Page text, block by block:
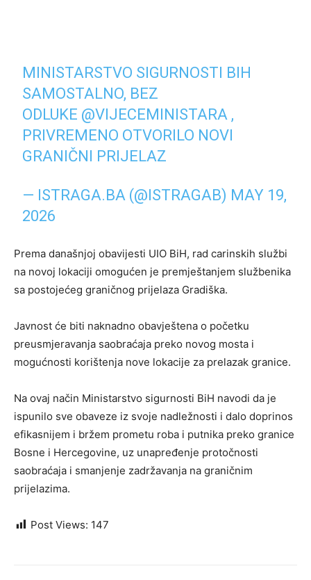
MINISTARSTVO SIGURNOSTI BIH
SAMOSTALNO, BEZ
ODLUKE @VIJECEMINISTARA ,
PRIVREMENO OTVORILO NOVI
GRANIČNI PRIJELAZ
— ISTRAGA.BA (@ISTRAGAB) MAY 19,
2026
Prema današnjoj obavijesti UIO BiH, rad carinskih službi
na novoj lokaciji omogućen je premještanjem službenika
sa postojećeg graničnog prijelaza Gradiška.
Javnost će biti naknadno obavještena o početku
preusmjeravanja saobraćaja preko novog mosta i
mogućnosti korištenja nove lokacije za prelazak granice.
Na ovaj način Ministarstvo sigurnosti BiH navodi da je
ispunilo sve obaveze iz svoje nadležnosti i dalo doprinos
efikasnijem i bržem prometu roba i putnika preko granice
Bosne i Hercegovine, uz unapređenje protočnosti
saobraćaja i smanjenje zadržavanja na graničnim
prijelazima.
Post Views: 147